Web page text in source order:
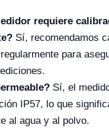
requiere
Sí, recomendamos
para
Sí, el
IP57, lo que
al agua y al polvo.